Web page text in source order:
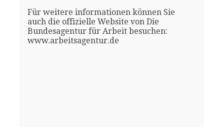
Für weitere informationen können Sie
auch die offizielle Website von Die
Bundesagentur für Arbeit besuchen:
www.arbeitsagentur.de